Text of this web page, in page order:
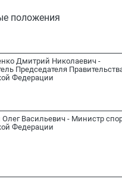
положения
Дмитрий Николаевич -
Председателя
Федерации
Васильевич - Министр
Федерации